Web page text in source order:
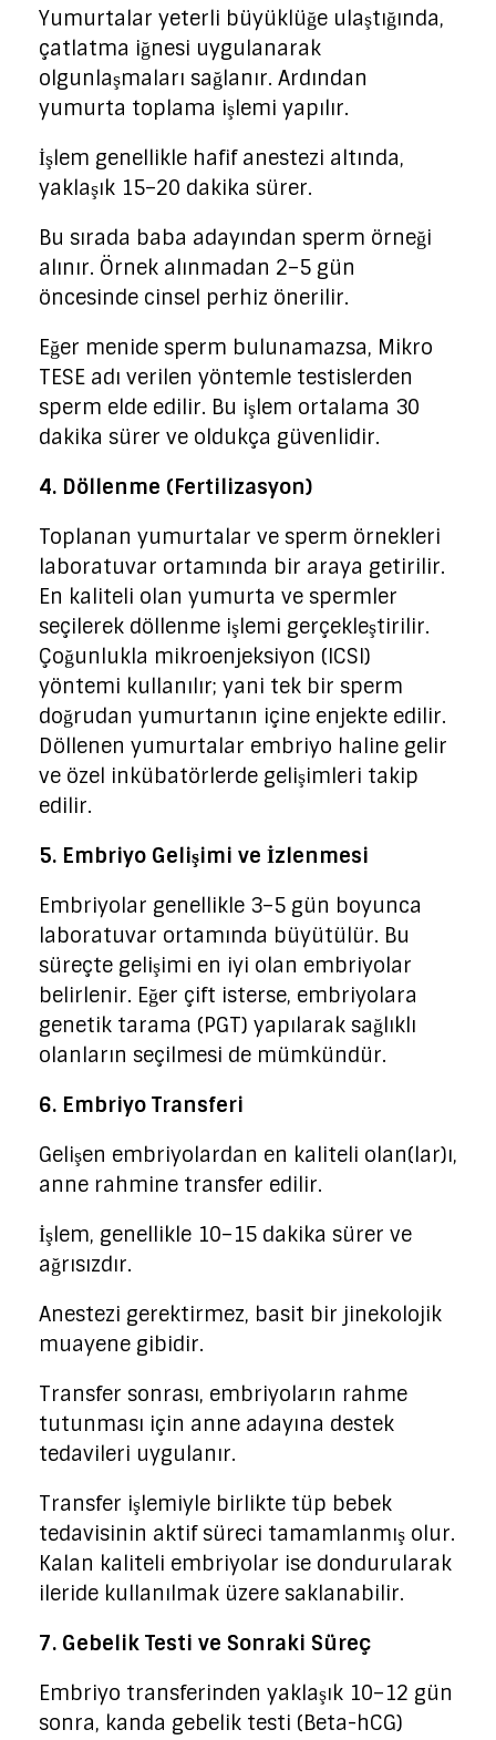
Yumurtalar yeterli büyüklüğe ulaştığında,
çatlatma iğnesi uygulanarak
olgunlaşmaları sağlanır. Ardından
yumurta toplama işlemi yapılır.
İşlem genellikle hafif anestezi altında,
yaklaşık 15–20 dakika sürer.
Bu sırada baba adayından sperm örneği
alınır. Örnek alınmadan 2–5 gün
öncesinde cinsel perhiz önerilir.
Eğer menide sperm bulunamazsa, Mikro
TESE adı verilen yöntemle testislerden
sperm elde edilir. Bu işlem ortalama 30
dakika sürer ve oldukça güvenlidir.
4. Döllenme (Fertilizasyon)
Toplanan yumurtalar ve sperm örnekleri
laboratuvar ortamında bir araya getirilir.
En kaliteli olan yumurta ve spermler
seçilerek döllenme işlemi gerçekleştirilir.
Çoğunlukla mikroenjeksiyon (ICSI)
yöntemi kullanılır; yani tek bir sperm
doğrudan yumurtanın içine enjekte edilir.
Döllenen yumurtalar embriyo haline gelir
ve özel inkübatörlerde gelişimleri takip
edilir.
5. Embriyo Gelişimi ve İzlenmesi
Embriyolar genellikle 3–5 gün boyunca
laboratuvar ortamında büyütülür. Bu
süreçte gelişimi en iyi olan embriyolar
belirlenir. Eğer çift isterse, embriyolara
genetik tarama (PGT) yapılarak sağlıklı
olanların seçilmesi de mümkündür.
6. Embriyo Transferi
Gelişen embriyolardan en kaliteli olan(lar)ı,
anne rahmine transfer edilir.
İşlem, genellikle 10–15 dakika sürer ve
ağrısızdır.
Anestezi gerektirmez, basit bir jinekolojik
muayene gibidir.
Transfer sonrası, embriyoların rahme
tutunması için anne adayına destek
tedavileri uygulanır.
Transfer işlemiyle birlikte tüp bebek
tedavisinin aktif süreci tamamlanmış olur.
Kalan kaliteli embriyolar ise dondurularak
ileride kullanılmak üzere saklanabilir.
7. Gebelik Testi ve Sonraki Süreç
Embriyo transferinden yaklaşık 10–12 gün
sonra, kanda gebelik testi (Beta-hCG)